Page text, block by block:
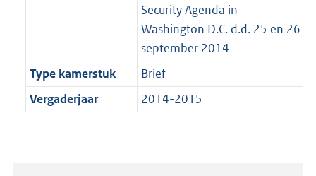
Security Agenda in
Washington D.C. d.d. 25 en 26
september 2014
Type kamerstuk
Brief
Vergaderjaar
2014-2015